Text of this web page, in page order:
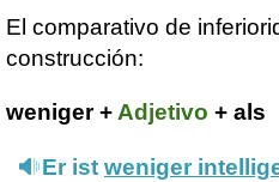
El comparativo de
construcción:
weniger +Adjetivo + als
Er ist weniger